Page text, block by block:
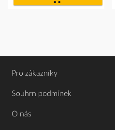
Pro zákazníky
Souhrn podmínek
O nás